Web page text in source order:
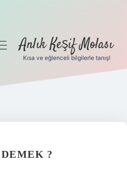
Anlık Keşif Molası
Kısa ve eğlenceli bilgilerle tanış!
?